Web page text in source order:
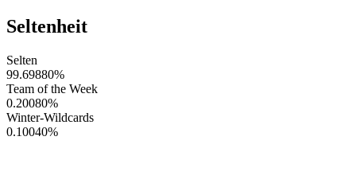
Seltenheit
Selten
99.69880%
Team of the Week
0.20080%
Winter-Wildcards
0.10040%